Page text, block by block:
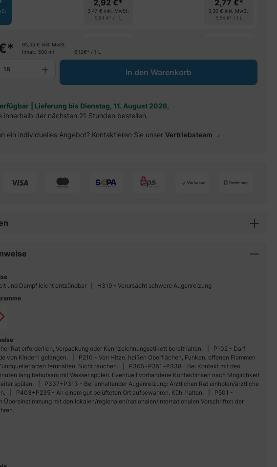
2,92 €*
3,47 € inkl. MwSt.
5,84 €* / 1 L
2,77 €*
3,30 € inkl. MwSt.
5,54 €* / 1 L
Lieferung bis Dienstag, 11. August 2026,
innerhalb der nächsten 21 Stunden bestellen.
* 65,55 € inkl. MwSt.
Inhalt: 500 ml 6,12€* / 1 L
Anzahl: Gib den gewünschten Wert ein oder
In den Warenkorb
ein individuelles Angebot? Kontaktieren Sie unser Vertriebsteam →
und Dampf leicht entzündbar
H319 - Verursacht schwere Augenreizung
Rat erforderlich, Verpackung oder Kennzeichnungsetikett bereithalten.
P102 - Darf
von Kindern gelangen.
P210 - Von Hitze, heißen Oberflächen, Funken, offenen Flammen
fernhalten. Nicht rauchen.
P305+P351+P338 - Bei Kontakt mit den
lang behutsam mit Wasser spülen. Eventuell vorhandene Kontaktlinsen nach Möglichkeit
spülen.
P337+P313 - Bei anhaltender Augenreizung: Ärztlichen Rat einholen/ärztliche
P403+P235 - An einem gut belüfteten Ort aufbewahren. Kühl halten.
P501 -
Übereinstimmung mit den lokalen/regionalen/nationalen/internationalen Vorschriften der